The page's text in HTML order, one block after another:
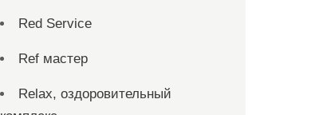
Red Service
Ref мастер
Relax, оздоровительный